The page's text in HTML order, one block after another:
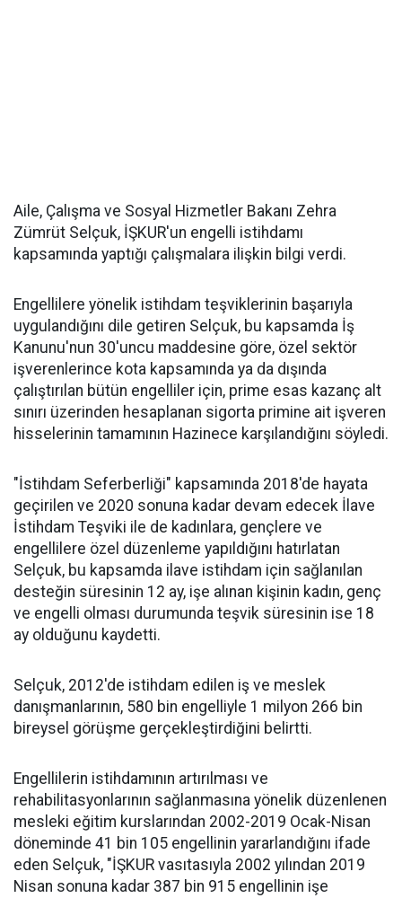
Aile, Çalışma ve Sosyal Hizmetler Bakanı Zehra
Zümrüt Selçuk, İŞKUR'un engelli istihdamı
kapsamında yaptığı çalışmalara ilişkin bilgi verdi.
Engellilere yönelik istihdam teşviklerinin başarıyla
uygulandığını dile getiren Selçuk, bu kapsamda İş
Kanunu'nun 30'uncu maddesine göre, özel sektör
işverenlerince kota kapsamında ya da dışında
çalıştırılan bütün engelliler için, prime esas kazanç alt
sınırı üzerinden hesaplanan sigorta primine ait işveren
hisselerinin tamamının Hazinece karşılandığını söyledi.
"İstihdam Seferberliği" kapsamında 2018'de hayata
geçirilen ve 2020 sonuna kadar devam edecek İlave
İstihdam Teşviki ile de kadınlara, gençlere ve
engellilere özel düzenleme yapıldığını hatırlatan
Selçuk, bu kapsamda ilave istihdam için sağlanılan
desteğin süresinin 12 ay, işe alınan kişinin kadın, genç
ve engelli olması durumunda teşvik süresinin ise 18
ay olduğunu kaydetti.
Selçuk, 2012'de istihdam edilen iş ve meslek
danışmanlarının, 580 bin engelliyle 1 milyon 266 bin
bireysel görüşme gerçekleştirdiğini belirtti.
Engellilerin istihdamının artırılması ve
rehabilitasyonlarının sağlanmasına yönelik düzenlenen
mesleki eğitim kurslarından 2002-2019 Ocak-Nisan
döneminde 41 bin 105 engellinin yararlandığını ifade
eden Selçuk, "İŞKUR vasıtasıyla 2002 yılından 2019
Nisan sonuna kadar 387 bin 915 engellinin işe